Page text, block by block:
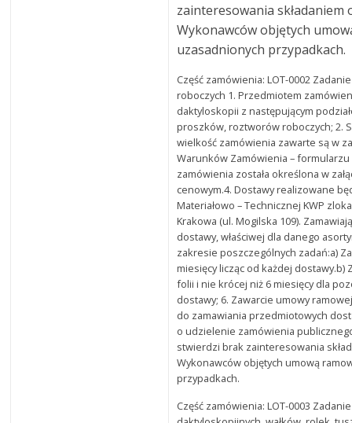
zainteresowania
Wykonawców objętych
uzasadnionych przypadkach.
Część zamówienia: LOT-0002
roboczych 1. Przedmiotem
daktyloskopii z następującym
proszków, roztworów roboczych; 2.
wielkość zamówienia zawarte są w
Warunków Zamówienia –
zamówienia została określona w
cenowym.4. Dostawy realizowane
Materiałowo – Technicznej KWP
Krakowa (ul. Mogilska 109).
dostawy, właściwej dla danego
zakresie poszczególnych zadań:a)
miesięcy licząc od każdej
folii i nie krócej niż 6 miesięcy dla
dostawy; 6. Zawarcie umowy
do zamawiania przedmiotowych
o udzielenie zamówienia
stwierdzi brak zainteresowania
Wykonawców objętych umową
przypadkach.
Część zamówienia: LOT-0003